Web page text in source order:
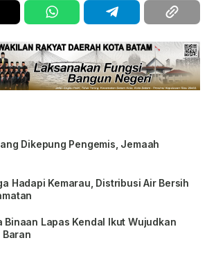
Dikepung Pengemis, Jemaah
Hadapi Kemarau, Distribusi Air Bersih
Binaan Lapas Kendal Ikut Wujudkan